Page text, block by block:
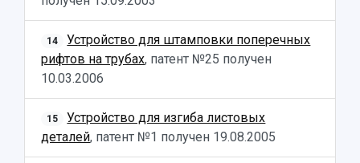
14
Устройство для штамповки поперечных
рифтов на трубах, патент №25 получен
10.03.2006
15
Устройство для изгиба листовых
деталей, патент №1 получен 19.08.2005